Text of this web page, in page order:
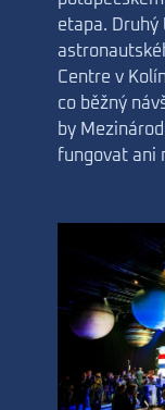
etapa.
Centre v
co běžný
by
fungovat ani